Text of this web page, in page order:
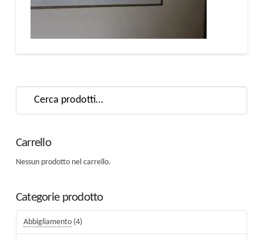
Carrello
Nessun prodotto nel carrello.
Categorie prodotto
Abbigliamento (4)